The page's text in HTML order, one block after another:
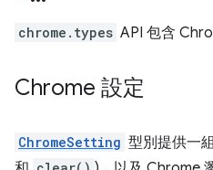
chrome.types API 包含
Chrome 設定
ChromeSetting 型別提供一